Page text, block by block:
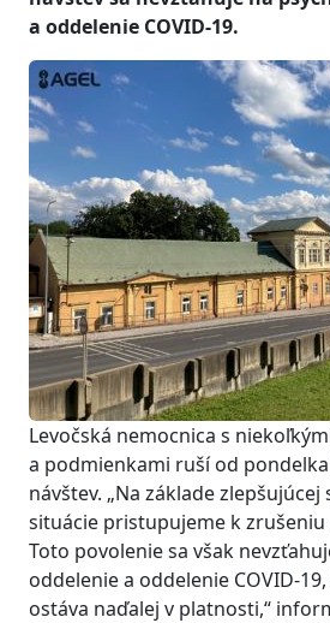
a oddelenie COVID-19.
Levočská nemocnica s
a podmienkami ruší od
návštev. „Na základe
situácie pristupujeme k zrušeniu
Toto povolenie sa však
oddelenie a oddelenie COVID-
ostáva naďalej v platnosti,“